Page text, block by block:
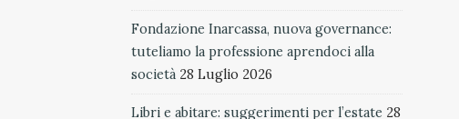
Fondazione Inarcassa, nuova governance:
tuteliamo la professione aprendoci alla
società 28 Luglio 2026
Libri e abitare: suggerimenti per l’estate 28